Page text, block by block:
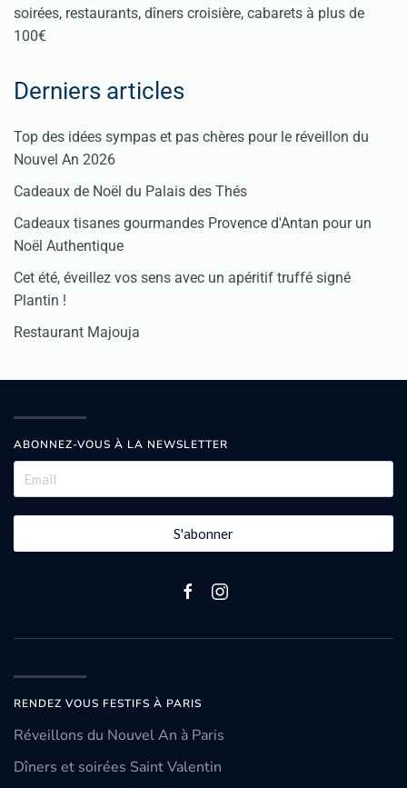
soirées, restaurants, dîners croisière, cabarets à plus de
100€
Derniers articles
Top des idées sympas et pas chères pour le réveillon du
Nouvel An 2026
Cadeaux de Noël du Palais des Thés
Cadeaux tisanes gourmandes Provence d'Antan pour un
Noël Authentique
Cet été, éveillez vos sens avec un apéritif truffé signé
Plantin !
Restaurant Majouja
ABONNEZ-VOUS À LA NEWSLETTER
S'abonner
RENDEZ VOUS FESTIFS À PARIS
Réveillons du Nouvel An à Paris
Dîners et soirées Saint Valentin